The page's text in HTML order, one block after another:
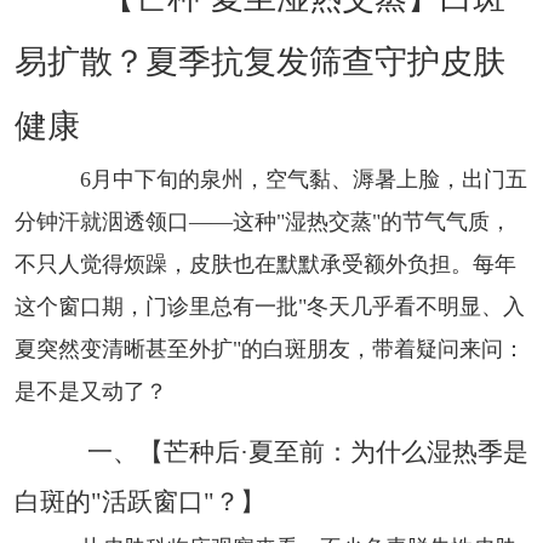
易扩散？夏季抗复发筛查守护皮肤
健康
6月中下旬的泉州，空气黏、溽暑上脸，出门五
分钟汗就洇透领口——这种"湿热交蒸"的节气气质，
不只人觉得烦躁，皮肤也在默默承受额外负担。每年
这个窗口期，门诊里总有一批"冬天几乎看不明显、入
夏突然变清晰甚至外扩"的白斑朋友，带着疑问来问：
是不是又动了？
一、【芒种后·夏至前：为什么湿热季是
白斑的"活跃窗口"？】